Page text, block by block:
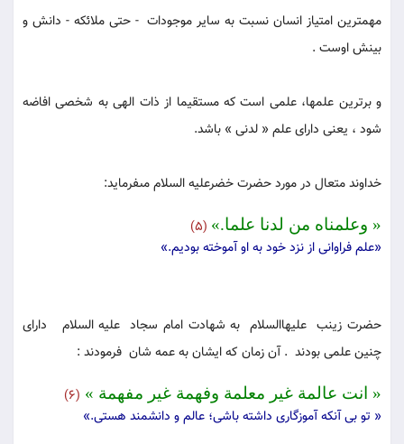
مهمترین امتیاز انسان نسبت ‏به سایر موجودات - حتى ملائكه - دانش و
بینش اوست .
و برترین علم‏ها، علمى است كه مستقیما از ذات الهى به شخصى افاضه
شود ، یعنى داراى علم « لدنى‏ » باشد.
خداوند متعال در مورد حضرت خضرعلیه السلام مى‏فرماید:
« وعلمناه من لدنا علما.» (5)
«علم فراوانى از نزد خود به او آموخته بودیم.»
حضرت زینب علیهاالسلام به شهادت امام سجاد علیه السلام داراى
چنین علمى بودند . آن زمان که ایشان به عمه شان فرمودند :
« انت عالمة غیر معلمة وفهمة غیر مفهمة » (6)
« تو بی آنکه آموزگاری داشته باشی؛ عالم و دانشمند هستی.»